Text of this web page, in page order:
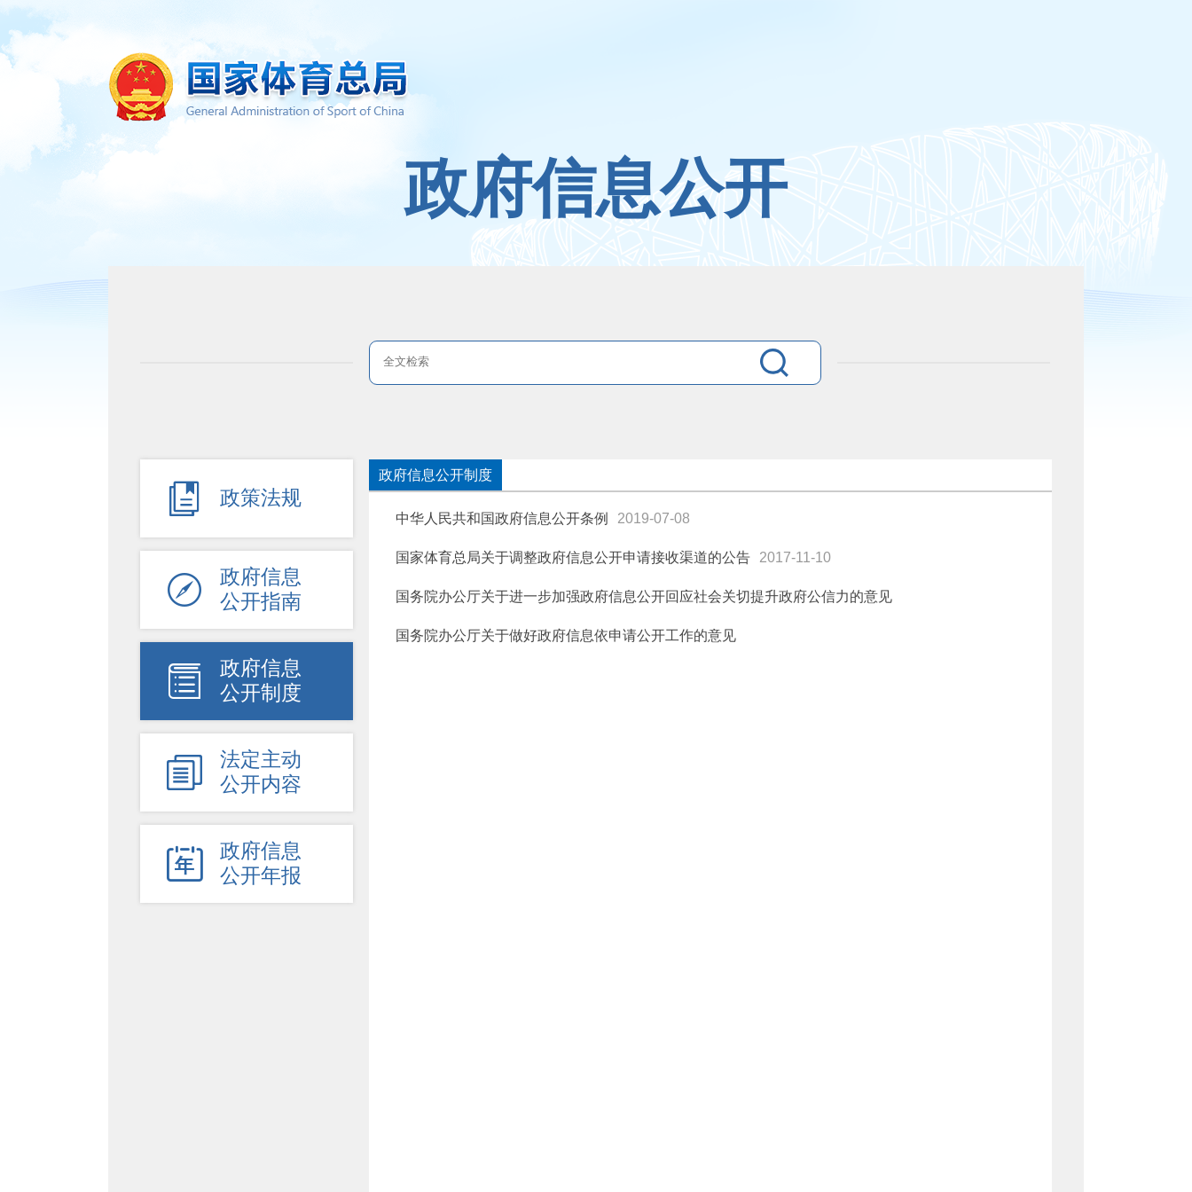
政府信息公开
 政策法规

政府信息
公开指南

政府信息
公开制度

法定主动
公开内容

政府信息
公开年报
政府信息公开制度
中华人民共和国政府信息公开条例 2019-07-08
国家体育总局关于调整政府信息公开申请接收渠道的公告 2017-11-10
国务院办公厅关于进一步加强政府信息公开回应社会关切提升政府公信力的意见
国务院办公厅关于做好政府信息依申请公开工作的意见